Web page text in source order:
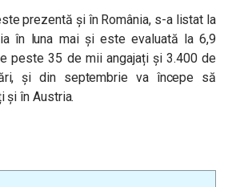
prezentă și în România, s-a listat la
în luna mai și este evaluată la 6,9
peste 35 de mii angajați și 3.400 de
și din septembrie va începe să
și în Austria.